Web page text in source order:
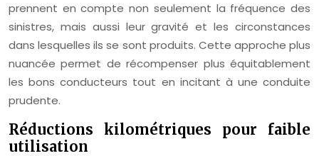
prennent en compte non seulement la fréquence des
sinistres, mais aussi leur gravité et les circonstances
dans lesquelles ils se sont produits. Cette approche plus
nuancée permet de récompenser plus équitablement
les bons conducteurs tout en incitant à une conduite
prudente.
Réductions kilométriques pour faible
utilisation